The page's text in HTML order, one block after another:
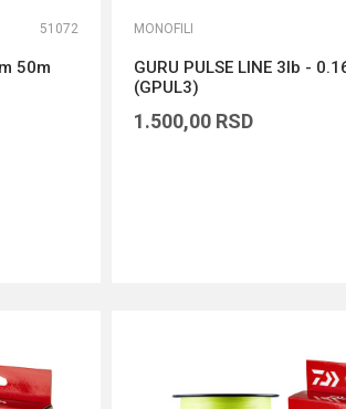
51072
50m
MONOFILI
GURU PULSE LINE 3lb -
(GPUL3)
1.500,00 RSD